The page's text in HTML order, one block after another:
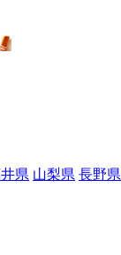
県 山梨県 長野県